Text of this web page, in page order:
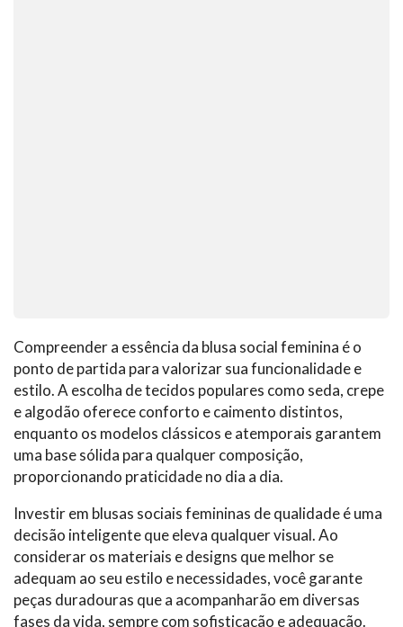
Compreender a essência da blusa social feminina é o
ponto de partida para valorizar sua funcionalidade e
estilo. A escolha de tecidos populares como seda, crepe
e algodão oferece conforto e caimento distintos,
enquanto os modelos clássicos e atemporais garantem
uma base sólida para qualquer composição,
proporcionando praticidade no dia a dia.
Investir em blusas sociais femininas de qualidade é uma
decisão inteligente que eleva qualquer visual. Ao
considerar os materiais e designs que melhor se
adequam ao seu estilo e necessidades, você garante
peças duradouras que a acompanharão em diversas
fases da vida, sempre com sofisticação e adequação.